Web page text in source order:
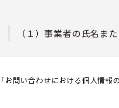
（１）事業者の氏名ま
（２）個人情報保護管
「お問い合わせにおける個人情